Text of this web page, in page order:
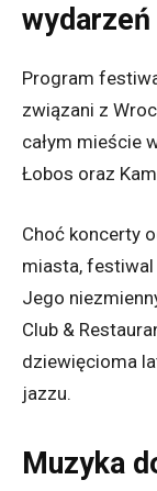
wydarzeń
Program
związani z
całym mieście
Łobos oraz
Choć koncerty
miasta, festiwal
Jego
Club &
dziewięcioma
jazzu.
Muzyka